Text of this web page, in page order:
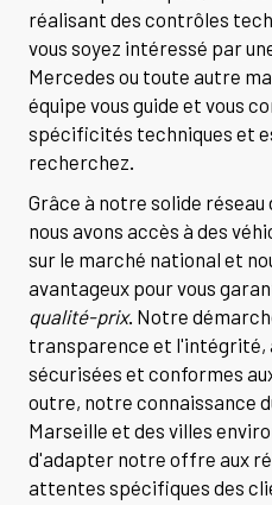
réalisant des contrôles
vous soyez intéressé par
Mercedes ou toute autre
équipe vous guide et vous
spécificités techniques et
recherchez.
Grâce à notre solide
nous avons accès à des
sur le marché national et
avantageux pour vous
qualité-prix. Notre
transparence et l'intégrité,
sécurisées et conformes
outre, notre connaissance
Marseille et des villes
d'adapter notre offre aux
attentes spécifiques des